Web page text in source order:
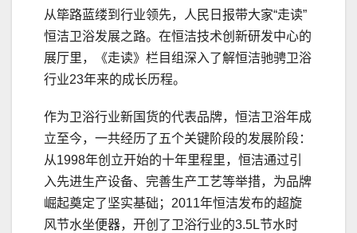
从筚路蓝缕到行业领先，人民日报带大家“走读”
恒洁卫浴发展之路。在恒洁技术创新研发中心的
展厅里，《走读》栏目组深入了解恒洁驰骋卫浴
行业23年来的成长历程。
作为卫浴行业新国货的代表品牌，恒洁卫浴年成
立至今，一共经历了五个关键阶段的发展阶段：
从1998年创立开始的十年里程里，恒洁通过引
入先进生产设备、完善生产工艺等举措，为品牌
崛起奠定了坚实基础；2011年恒洁发布的超旋
风节水坐便器，开创了卫浴行业的3.5L节水时